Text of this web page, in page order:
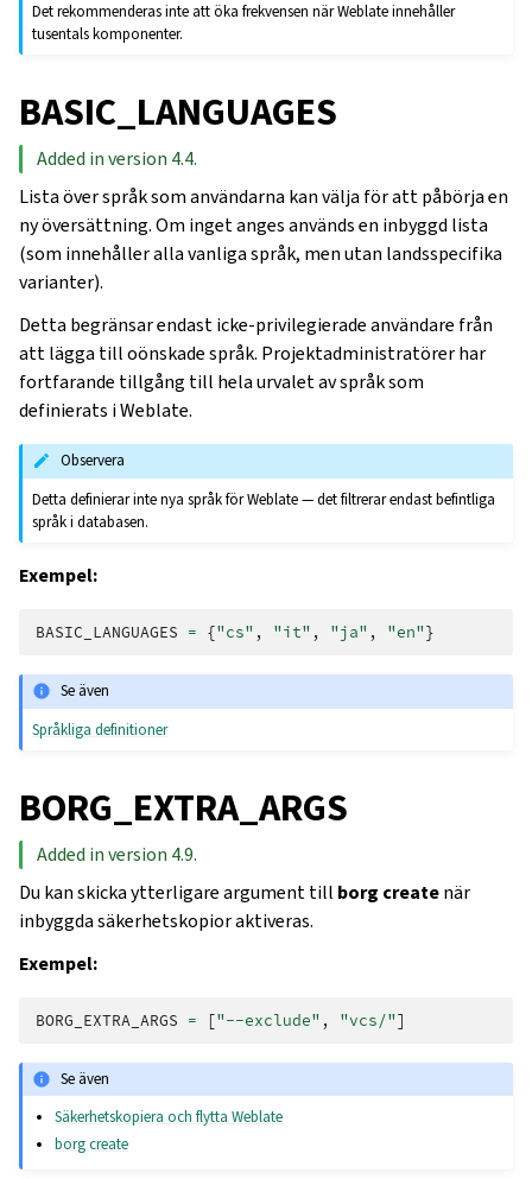
Det rekommenderas inte att öka frekvensen när Weblate innehåller
tusentals komponenter.
BASIC_LANGUAGES
Added in version 4.4.
Lista över språk som användarna kan välja för att påbörja en
ny översättning. Om inget anges används en inbyggd lista
(som innehåller alla vanliga språk, men utan landsspecifika
varianter).
Detta begränsar endast icke-privilegierade användare från
att lägga till oönskade språk. Projektadministratörer har
fortfarande tillgång till hela urvalet av språk som
definierats i Weblate.
Observera
Detta definierar inte nya språk för Weblate — det filtrerar endast befintliga
språk i databasen.
Exempel:
BASIC_LANGUAGES = {"cs" , "it" , "ja" , "en"}
Se även
Språkliga definitioner
BORG_EXTRA_ARGS
Added in version 4.9.
Du kan skicka ytterligare argument till borg createnär
inbyggda säkerhetskopior aktiveras.
Exempel:
BORG_EXTRA_ARGS = ["--exclude" , "vcs/"]
Se även
Säkerhetskopiera och flytta Weblate
borg create